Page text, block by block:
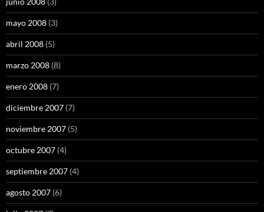
mayo 2008 (3)
abril 2008 (5)
marzo 2008 (8)
enero 2008 (7)
diciembre 2007 (7)
noviembre 2007 (5)
octubre 2007 (4)
septiembre 2007 (4)
agosto 2007 (6)